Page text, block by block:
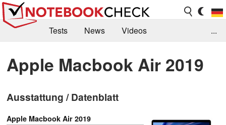
Tests News
Videos
Kaufberatung
Deals Suche
Jobs
Forum
...
Apple Macbook Air 2019
Ausstattung / Datenblatt
Apple Macbook Air 2019